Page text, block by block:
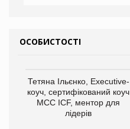
ОСОБИСТОСТІ
Тетяна Ільєнко, Executive-
коуч, сертифікований коуч
МСС ICF, ментор для
лідерів